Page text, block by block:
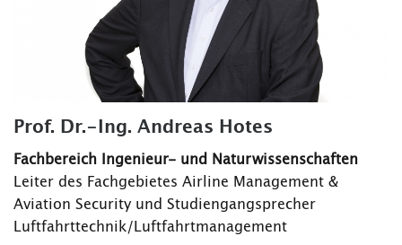
Prof. Dr.-Ing. Andreas Hotes
Fachbereich Ingenieur- und Naturwissenschaften
Leiter des Fachgebietes Airline Management &
Aviation Security und Studiengangsprecher
Luftfahrttechnik/Luftfahrtmanagement